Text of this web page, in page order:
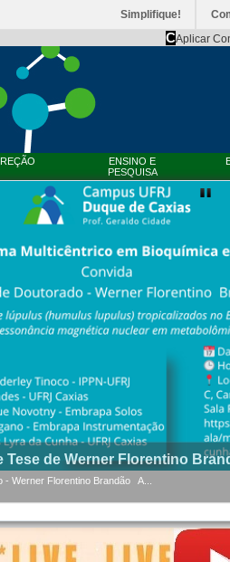
Simplifique!
CAplicar
ENSINO E
PESQUISA
Tese de Werner Florentino
- Werner Florentino Brandão A...